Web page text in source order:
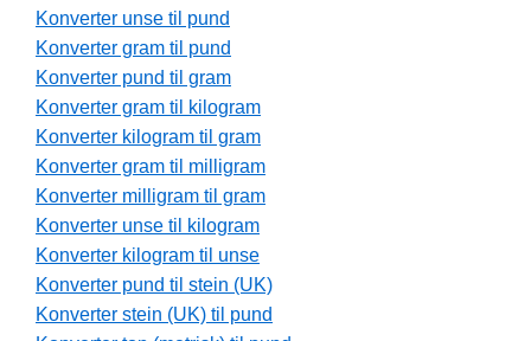
Konverter unse til pund
Konverter gram til pund
Konverter pund til gram
Konverter gram til kilogram
Konverter kilogram til gram
Konverter gram til milligram
Konverter milligram til gram
Konverter unse til kilogram
Konverter kilogram til unse
Konverter pund til stein (UK)
Konverter stein (UK) til pund